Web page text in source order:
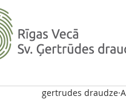
gertrudes draudze